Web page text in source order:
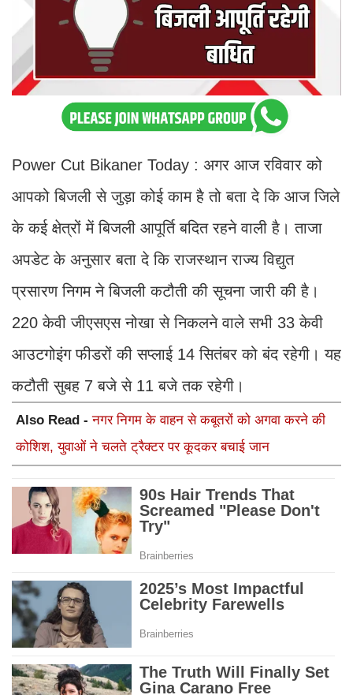
Power Cut Bikaner Today : अगर आज रविवार को
आपको बिजली से जुड़ा कोई काम है तो बता दे कि आज जिले
के कई क्षेत्रों में बिजली आपूर्ति बदित रहने वाली है। ताजा
अपडेट के अनुसार बता दे कि राजस्थान राज्य विद्युत
प्रसारण निगम ने बिजली कटौती की सूचना जारी की है।
220 केवी जीएसएस नोखा से निकलने वाले सभी 33 केवी
आउटगोइंग फीडरों की सप्लाई 14 सितंबर को बंद रहेगी। यह
कटौती सुबह 7 बजे से 11 बजे तक रहेगी।
Also Read -नगर निगम के वाहन से कबूतरों को अगवा करने की
कोशिश, युवाओं ने चलते ट्रैक्टर पर कूदकर बचाई जान